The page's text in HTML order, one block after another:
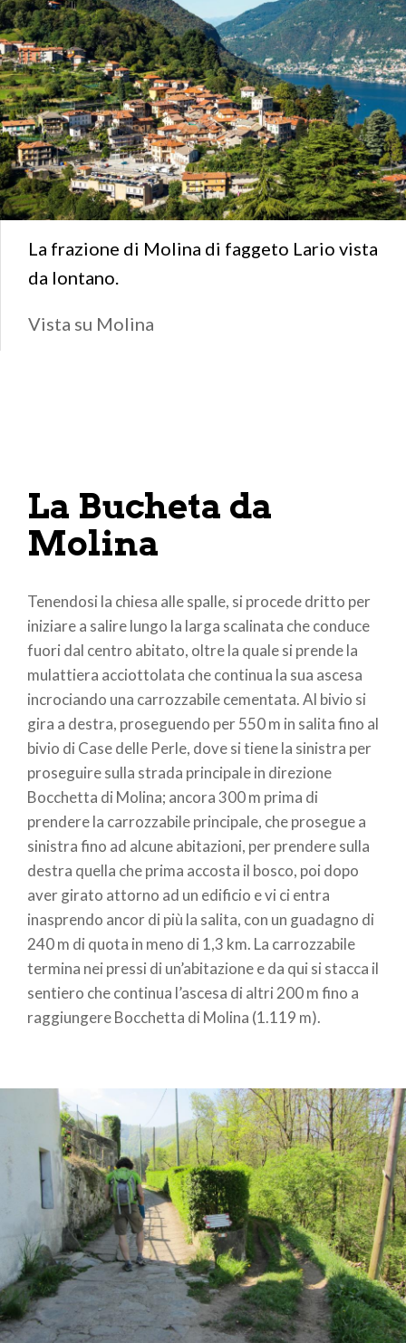
La frazione di Molina di faggeto Lario vista
da lontano.
Vista su Molina
La Bucheta da
Molina
Tenendosi la chiesa alle spalle, si procede dritto per
iniziare a salire lungo la larga scalinata che conduce
fuori dal centro abitato, oltre la quale si prende la
mulattiera acciottolata che continua la sua ascesa
incrociando una carrozzabile cementata. Al bivio si
gira a destra, proseguendo per 550 m in salita fino al
bivio di Case delle Perle, dove si tiene la sinistra per
proseguire sulla strada principale in direzione
Bocchetta di Molina; ancora 300 m prima di
prendere la carrozzabile principale, che prosegue a
sinistra fino ad alcune abitazioni, per prendere sulla
destra quella che prima accosta il bosco, poi dopo
aver girato attorno ad un edificio e vi ci entra
inasprendo ancor di più la salita, con un guadagno di
240 m di quota in meno di 1,3 km. La carrozzabile
termina nei pressi di un’abitazione e da qui si stacca il
sentiero che continua l’ascesa di altri 200 m fino a
raggiungere Bocchetta di Molina (1.119 m).